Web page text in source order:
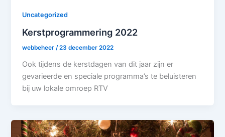
Uncategorized
Kerstprogrammering 2022
webbeheer/23 december 2022
Ook tijdens de kerstdagen van dit jaar zijn er
gevarieerde en speciale programma’s te beluisteren
bij uw lokale omroep RTV